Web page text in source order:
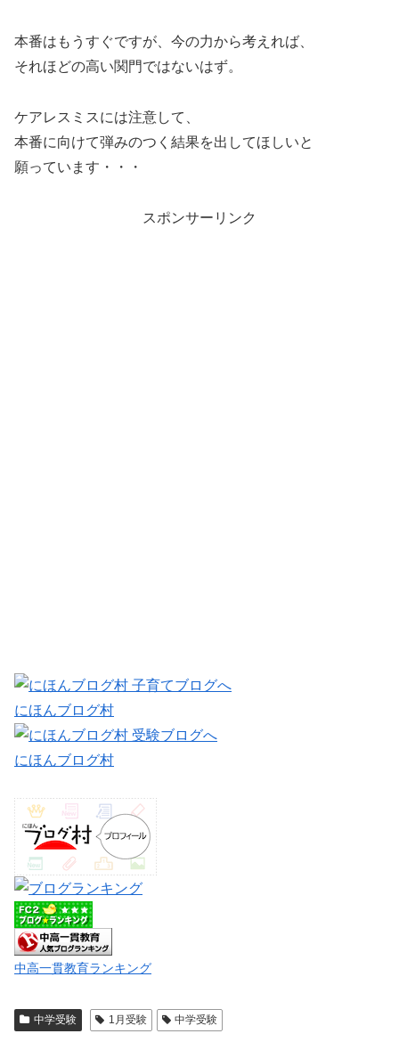
本番はもうすぐですが、今の力から考えれば、
それほどの高い関門ではないはず。
ケアレスミスには注意して、
本番に向けて弾みのつく結果を出してほしいと
願っています・・・
スポンサーリンク
にほんブログ村
にほんブログ村
中高一貫教育ランキング
中学受験 1月受験 中学受験